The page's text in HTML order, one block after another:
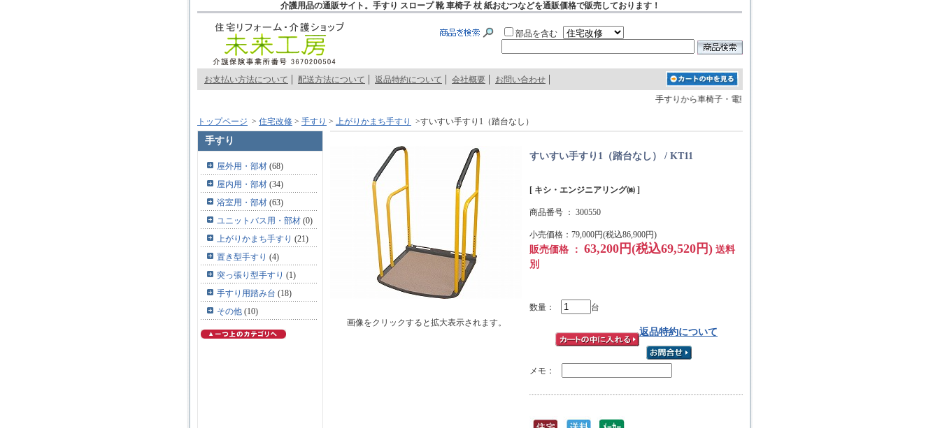
介護用品の通販サイト。手すり スロープ 靴 車椅子 杖 紙おむつなどを通販価格で販売しております！
部品を含む
お支払い方法について 配送方法について 返品特約について 会社概要
お問い合わせ
手すりから車椅子・電動ベッドなどの介護用品を約1万点販売しておりま
トップページ > 住宅改修 > 手すり > 上がりかまち手すり >すいすい手すり1（踏台なし）
手すり
屋外用・部材 (68)
屋内用・部材 (34)
浴室用・部材 (63)
ユニットバス用・部材 (0)
上がりかまち手すり (21)
置き型手すり (4)
突っ張り型手すり (1)
手すり用踏み台 (18)
その他 (10)
画像をクリックすると拡大表示されます。
すいすい手すり1（踏台なし） / KT11
[ キシ・エンジニアリング㈱ ]
商品番号 ： 300550
小売価格：79,000円(税込86,900円)
販売価格 ： 63,200円(税込69,520円) 送料
別
数量： 台
返品特約について
メモ：